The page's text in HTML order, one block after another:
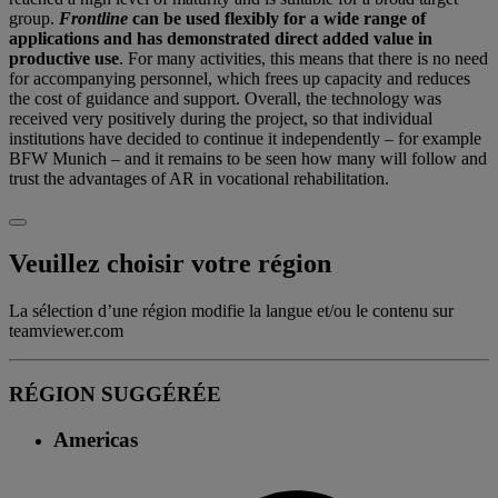
group. Frontline can be used flexibly for a wide range of
applications and has demonstrated direct added value in
productive use. For many activities, this means that there is no need
for accompanying personnel, which frees up capacity and reduces
the cost of guidance and support. Overall, the technology was
received very positively during the project, so that individual
institutions have decided to continue it independently – for example
BFW Munich – and it remains to be seen how many will follow and
trust the advantages of AR in vocational rehabilitation.
Veuillez choisir votre région
La sélection d’une région modifie la langue et/ou le contenu sur
teamviewer.com
RÉGION SUGGÉRÉE
Americas